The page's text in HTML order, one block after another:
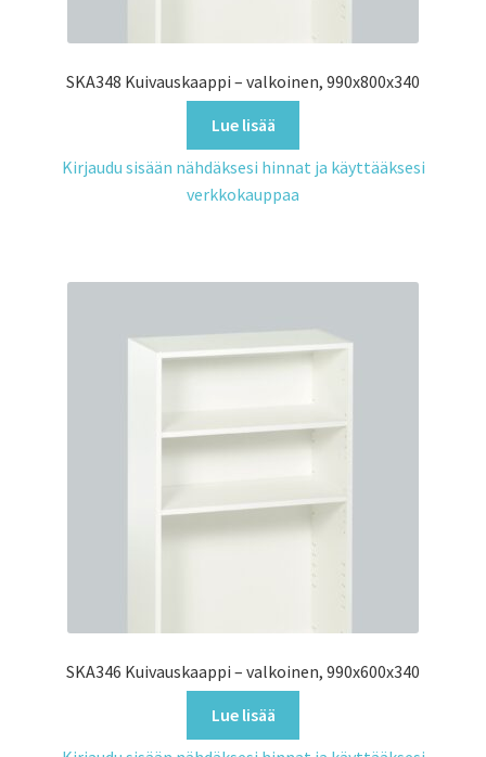
SKA348 Kuivauskaappi – valkoinen, 990x800x340
Lue lisää
Kirjaudu sisään nähdäksesi hinnat ja käyttääksesi
verkkokauppaa
SKA346 Kuivauskaappi – valkoinen, 990x600x340
Lue lisää